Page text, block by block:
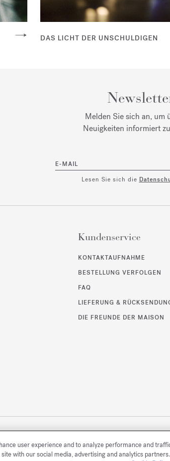
DAS LICHT DER UNSCHULDIGEN
Melden Sie sich an, um
Neuigkeiten informiert
E-MAIL
Lesen Sie sich die
Kundenservice
KONTAKTAUFNAHME
BESTELLUNG VERFOLGEN
FAQ
LIEFERUNG &
DIE FREUNDE DER MAISON
user experience and to analyze performance and
with our social media, advertising and analytics partners.